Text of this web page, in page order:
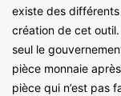
existe des
création de cet
seul le
pièce monnaie
pièce qui n’est pas